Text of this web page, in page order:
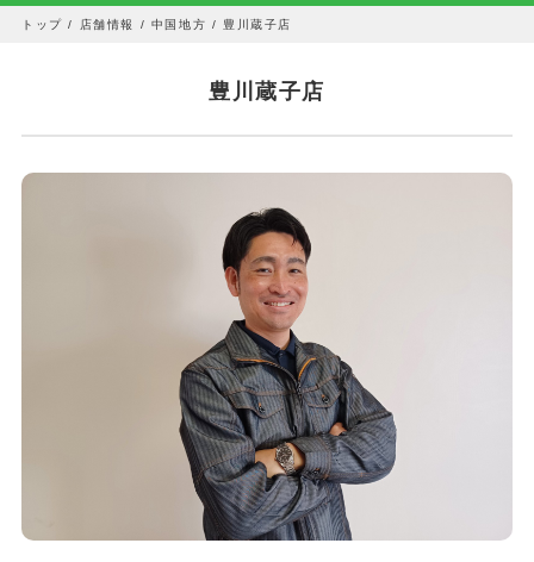
トップ / 店舗情報 / 中国地方 / 豊川蔵子店
豊川蔵子店